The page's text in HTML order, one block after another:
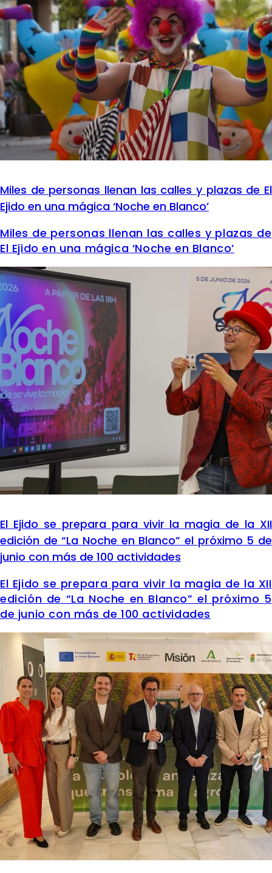
Miles de personas llenan las calles y plazas de El
Ejido en una mágica ‘Noche en Blanco’
Miles de personas llenan las calles y plazas de
El Ejido en una mágica ‘Noche en Blanco’
El Ejido se prepara para vivir la magia de la XII
edición de “La Noche en Blanco” el próximo 5 de
junio con más de 100 actividades
El Ejido se prepara para vivir la magia de la XII
edición de “La Noche en Blanco” el próximo 5
de junio con más de 100 actividades